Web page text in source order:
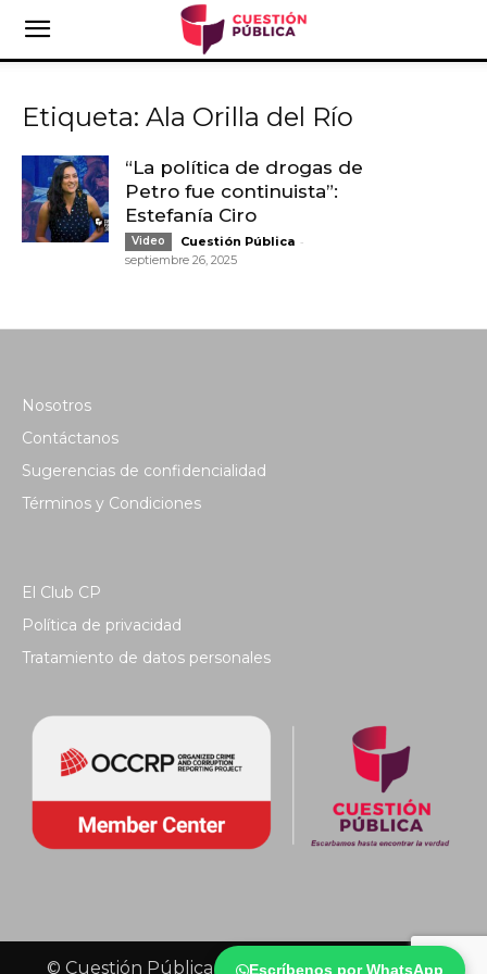
Escríbenos por WhatsApp
Etiqueta: Ala Orilla del Río
“La política de drogas de
Petro fue continuista”:
Estefanía Ciro
Video Cuestión Pública -
septiembre 26, 2025
Nosotros
Contáctanos
Sugerencias de confidencialidad
Términos y Condiciones
El Club CP
Política de privacidad
Tratamiento de datos personales
© Cuestión Pública 2018 - Todos los derechos